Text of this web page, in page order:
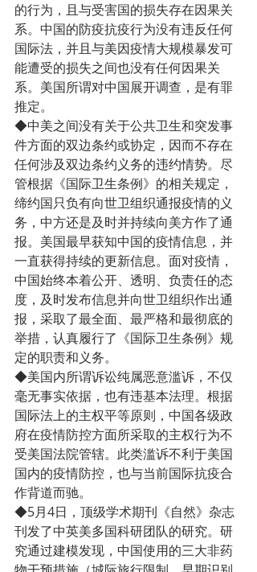
的行为，且与受害国的损失存在因果关
系。中国的防疫抗疫行为没有违反任何
国际法，并且与美因疫情大规模暴发可
能遭受的损失之间也没有任何因果关
系。美国所谓对中国展开调查，是有罪
推定。
◆中美之间没有关于公共卫生和突发事
件方面的双边条约或协定，因而不存在
任何涉及双边条约义务的违约情势。尽
管根据《国际卫生条例》的相关规定，
缔约国只负有向世卫组织通报疫情的义
务，中方还是及时并持续向美方作了通
报。美国最早获知中国的疫情信息，并
一直获得持续的更新信息。面对疫情，
中国始终本着公开、透明、负责任的态
度，及时发布信息并向世卫组织作出通
报，采取了最全面、最严格和最彻底的
举措，认真履行了《国际卫生条例》规
定的职责和义务。
◆美国内所谓诉讼纯属恶意滥诉，不仅
毫无事实依据，也有违基本法理。根据
国际法上的主权平等原则，中国各级政
府在疫情防控方面所采取的主权行为不
受美国法院管辖。此类滥诉不利于美国
国内的疫情防控，也与当前国际抗疫合
作背道而驰。
◆5月4日，顶级学术期刊《自然》杂志
刊发了中英美多国科研团队的研究。研
究通过建模发现，中国使用的三大非药